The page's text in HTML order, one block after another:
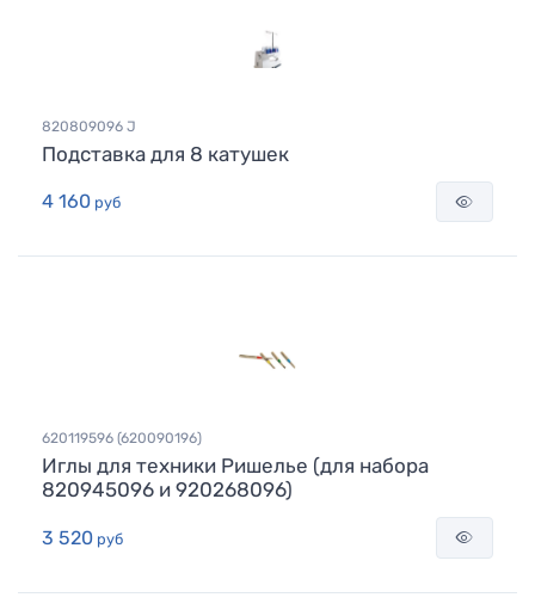
820809096 J
Подставка для 8 катушек
4 160 руб
620119596 (620090196)
Иглы для техники Ришелье (для набора
820945096 и 920268096)
3 520 руб